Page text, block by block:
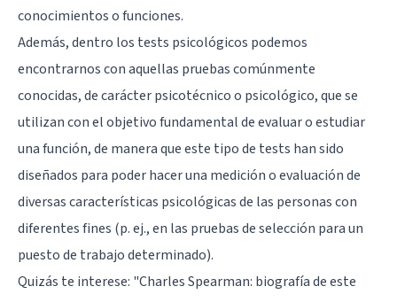
conocimientos o funciones.
Además, dentro los tests psicológicos podemos
encontrarnos con aquellas pruebas comúnmente
conocidas, de carácter psicotécnico o psicológico, que se
utilizan con el objetivo fundamental de evaluar o estudiar
una función, de manera que este tipo de tests han sido
diseñados para poder hacer una medición o evaluación de
diversas características psicológicas de las personas con
diferentes fines (p. ej., en las pruebas de selección para un
puesto de trabajo determinado).
Quizás te interese: "Charles Spearman: biografía de este